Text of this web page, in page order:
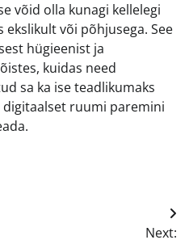
võid olla kunagi kellelegi
või põhjusega. See
hügieenist ja
kuidas need
sa ka ise teadlikumaks
digitaalset ruumi paremini
Next: